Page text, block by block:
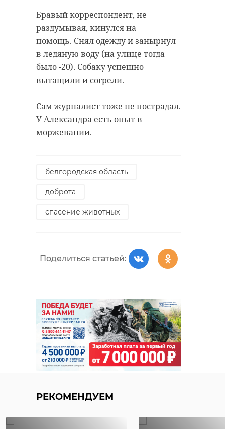
Бравый корреспондент, не
раздумывая, кинулся на
помощь. Снял одежду и занырнул
в ледяную воду (на улице тогда
было -20). Собаку успешно
вытащили и согрели.
Сам журналист тоже не пострадал.
У Александра есть опыт в
моржевании.
белгородская область
доброта
спасение животных
Поделиться статьей:
РЕКОМЕНДУЕМ